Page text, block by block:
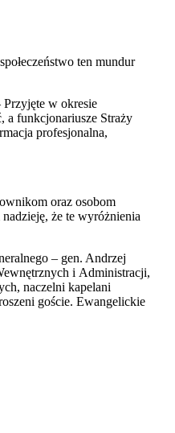
ten mundur
Przyjęte w okresie
a funkcjonariusze Straży
profesjonalna,
oraz osobom
że te wyróżnienia
– gen. Andrzej
i Administracji,
naczelni kapelani
goście. Ewangelickie